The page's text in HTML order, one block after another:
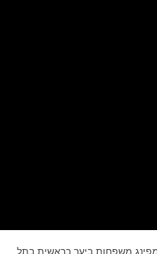
משפחות ביער בראשית בתל